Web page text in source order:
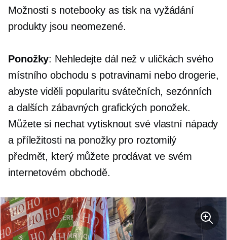
Možnosti s notebooky as tisk na vyžádání
produkty jsou neomezené.
Ponožky: Nehledejte dál než v uličkách svého
místního obchodu s potravinami nebo drogerie,
abyste viděli popularitu svátečních, sezónních
a dalších zábavných grafických ponožek.
Můžete si nechat vytisknout své vlastní nápady
a příležitosti na ponožky pro roztomilý
předmět, který můžete prodávat ve svém
internetovém obchodě.